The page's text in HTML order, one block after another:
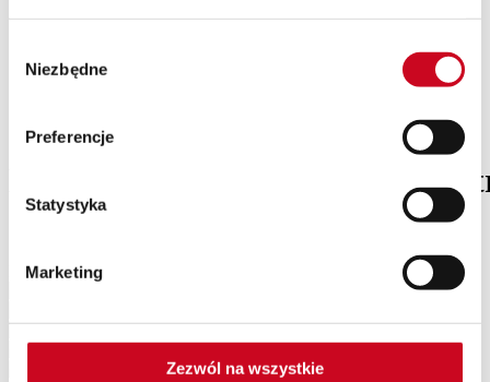
zgody
Niezbędne
Preferencje
Statystyka
Marketing
Zezwól na wszystkie
Partnerzy
Patroni Medialni Teatru